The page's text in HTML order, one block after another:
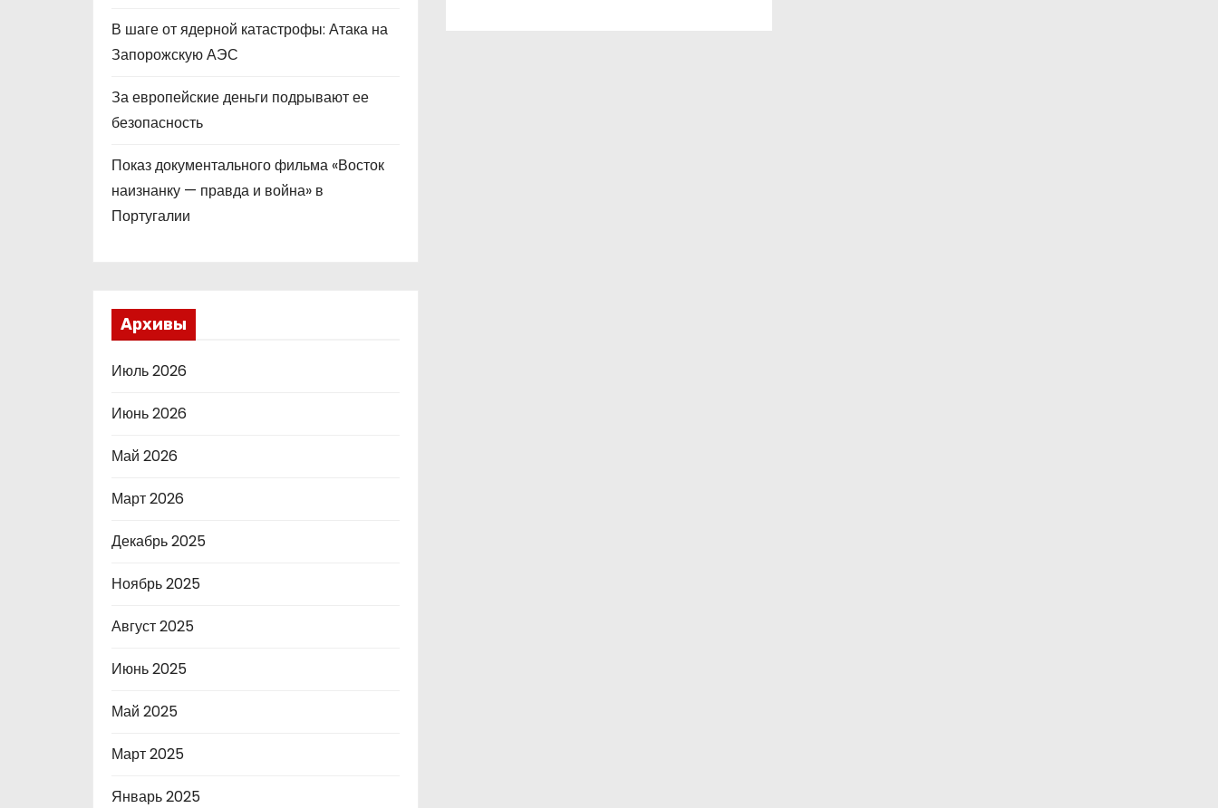
В шаге от ядерной катастрофы: Атака на
Запорожскую АЭС
За европейские деньги подрывают ее
безопасность
Показ документального фильма «Восток
наизнанку — правда и война» в
Португалии
Архивы
Июль 2026
Июнь 2026
Май 2026
Март 2026
Декабрь 2025
Ноябрь 2025
Август 2025
Июнь 2025
Май 2025
Март 2025
Январь 2025